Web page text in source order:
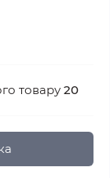
товару 20